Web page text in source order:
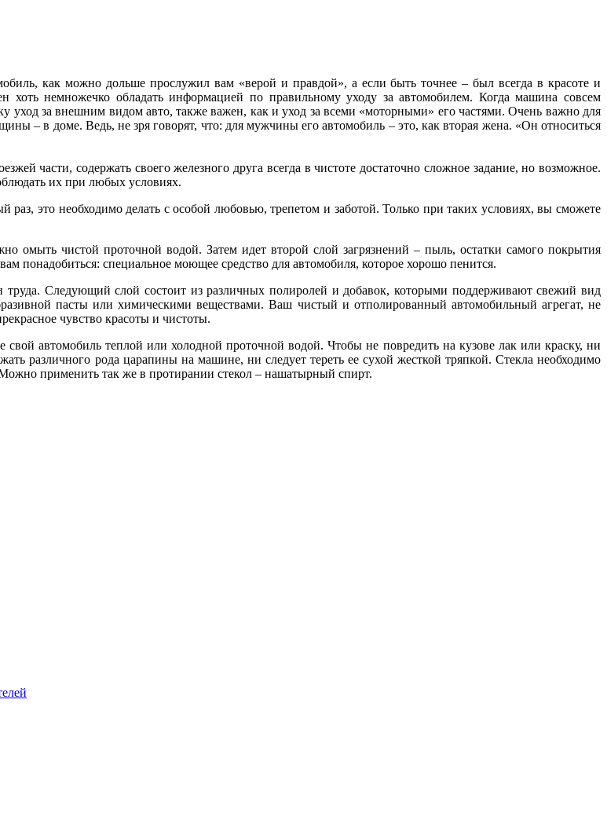
как можно дольше прослужил вам «верой и правдой», а если быть точнее – был всегда в красоте и
хоть немножечко обладать информацией по правильному уходу за автомобилем. Когда машина совсем
уход за внешним видом авто, также важен, как и уход за всеми «моторными» его частями. Очень важно для
– в доме. Ведь, не зря говорят, что: для мужчины его автомобиль – это, как вторая жена. «Он относиться
части, содержать своего железного друга всегда в чистоте достаточно сложное задание, но возможное.
их при любых условиях.
это необходимо делать с особой любовью, трепетом и заботой. Только при таких условиях, вы сможете
омыть чистой проточной водой. Затем идет второй слой загрязнений – пыль, остатки самого покрытия
понадобиться: специальное моющее средство для автомобиля, которое хорошо пенится.
труда. Следующий слой состоит из различных полиролей и добавок, которыми поддерживают свежий вид
пасты или химическими веществами. Ваш чистый и отполированный автомобильный агрегат, не
чувство красоты и чистоты.
автомобиль теплой или холодной проточной водой. Чтобы не повредить на кузове лак или краску, ни
различного рода царапины на машине, ни следует тереть ее сухой жесткой тряпкой. Стекла необходимо
применить так же в протирании стекол – нашатырный спирт.